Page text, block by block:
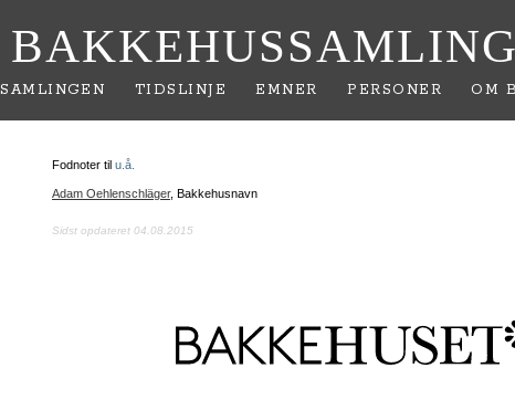
SAMLINGEN TIDSLINJE EMNER PERSONER OM
Fodnoter til u.å.
Adam Oehlenschläger, Bakkehusnavn
Sidst opdateret 04.08.2015